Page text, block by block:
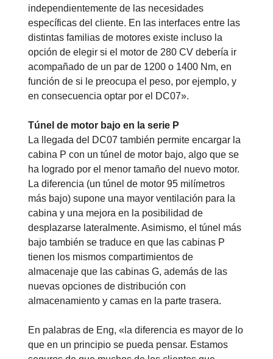
independientemente de las necesidades
específicas del cliente. En las interfaces entre las
distintas familias de motores existe incluso la
opción de elegir si el motor de 280 CV debería ir
acompañado de un par de 1200 o 1400 Nm, en
función de si le preocupa el peso, por ejemplo, y
en consecuencia optar por el DC07».
Túnel de motor bajo en la serie P
La llegada del DC07 también permite encargar la
cabina P con un túnel de motor bajo, algo que se
ha logrado por el menor tamaño del nuevo motor.
La diferencia (un túnel de motor 95 milímetros
más bajo) supone una mayor ventilación para la
cabina y una mejora en la posibilidad de
desplazarse lateralmente. Asimismo, el túnel más
bajo también se traduce en que las cabinas P
tienen los mismos compartimientos de
almacenaje que las cabinas G, además de las
nuevas opciones de distribución con
almacenamiento y camas en la parte trasera.
En palabras de Eng, «la diferencia es mayor de lo
que en un principio se pueda pensar. Estamos